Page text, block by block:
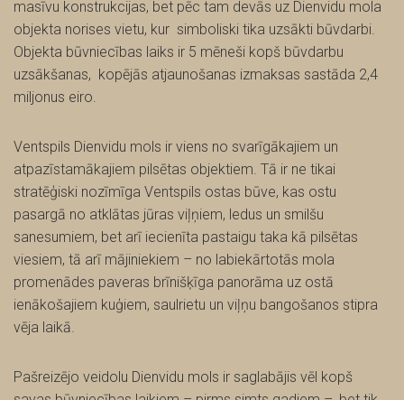
masīvu konstrukcijas, bet pēc tam devās uz Dienvidu mola
objekta norises vietu, kur simboliski tika uzsākti būvdarbi.
Objekta būvniecības laiks ir 5 mēneši kopš būvdarbu
uzsākšanas, kopējās atjaunošanas izmaksas sastāda 2,4
miljonus eiro.
Ventspils Dienvidu mols ir viens no svarīgākajiem un
atpazīstamākajiem pilsētas objektiem. Tā ir ne tikai
stratēģiski nozīmīga Ventspils ostas būve, kas ostu
pasargā no atklātas jūras viļņiem, ledus un smilšu
sanesumiem, bet arī iecienīta pastaigu taka kā pilsētas
viesiem, tā arī mājiniekiem – no labiekārtotās mola
promenādes paveras brīnišķīga panorāma uz ostā
ienākošajiem kuģiem, saulrietu un viļņu bangošanos stipra
vēja laikā.
Pašreizējo veidolu Dienvidu mols ir saglabājis vēl kopš